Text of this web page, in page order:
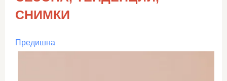
СНИМКИ
Предишна